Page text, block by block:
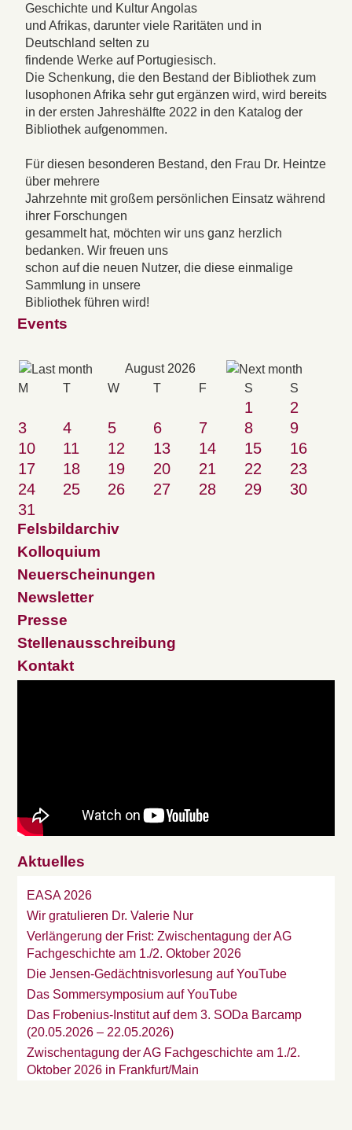
Geschichte und Kultur Angolas
und Afrikas, darunter viele Raritäten und in
Deutschland selten zu
findende Werke auf Portugiesisch.
Die Schenkung, die den Bestand der Bibliothek zum
lusophonen Afrika sehr gut ergänzen wird, wird bereits
in der ersten Jahreshälfte 2022 in den Katalog der
Bibliothek aufgenommen.
Für diesen besonderen Bestand, den Frau Dr. Heintze
über mehrere
Jahrzehnte mit großem persönlichen Einsatz während
ihrer Forschungen
gesammelt hat, möchten wir uns ganz herzlich
bedanken. Wir freuen uns
schon auf die neuen Nutzer, die diese einmalige
Sammlung in unsere
Bibliothek führen wird!
Events
August 2026
M T W T F S S
1
2
3
4 5 6 7 8
9
10
11 12 13 14 15
16
17
18 19 20 21 22
23
24
25 26 27 28 29
30
31
Felsbildarchiv
Kolloquium
Neuerscheinungen
Newsletter
Presse
Stellenausschreibung
Kontakt
Aktuelles
EASA 2026
Wir gratulieren Dr. Valerie Nur
Verlängerung der Frist: Zwischentagung der AG
Fachgeschichte am 1./2. Oktober 2026
Die Jensen-Gedächtnisvorlesung auf YouTube
Das Sommersymposium auf YouTube
Das Frobenius-Institut auf dem 3. SODa Barcamp
(20.05.2026 – 22.05.2026)
Zwischentagung der AG Fachgeschichte am 1./2.
Oktober 2026 in Frankfurt/Main